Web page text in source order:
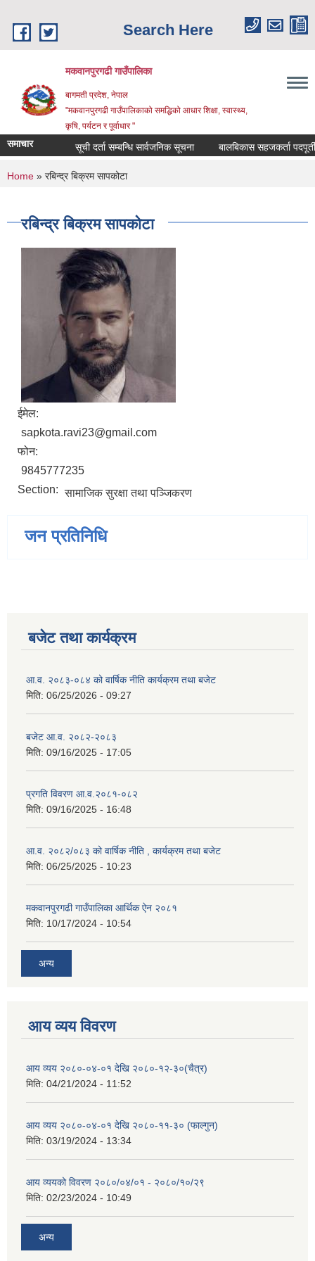
Search Here
मकवानपुरगढी गाउँपालिका
बागमती प्रदेश, नेपाल
"मकवानपुरगढी गाउँपालिकाको समद्धिको आधार शिक्षा, स्‍वास्‍थ्‍य,
कृषि, पर्यटन र पूर्वाधार "
समाचार सूची दर्ता सम्बन्धि सार्वजनिक सूचना बालबिकास सहजकर्ता पदपूर्तीका
You are here
Home » रबिन्द्र बिक्रम सापकोटा
रबिन्द्र बिक्रम सापकोटा
ईमेल:
sapkota.ravi23@gmail.com
फोन:
9845777235
Section: सामाजिक सुरक्षा तथा पञ्‍जिकरण
जन प्रतिनिधि
बजेट तथा कार्यक्रम
आ.व. २०८३-०८४ को वार्षिक नीति कार्यक्रम तथा बजेट
मिति: 06/25/2026 - 09:27
बजेट आ.व. २०८२-२०८३
मिति: 09/16/2025 - 17:05
प्रगति विवरण आ.व.२०८१-०८२
मिति: 09/16/2025 - 16:48
आ.व. २०८२/०८३ को वार्षिक नीति , कार्यक्रम तथा बजेट
मिति: 06/25/2025 - 10:23
मकवानपुरगढी गाउँपालिका आर्थिक ‌‌‌ऐन २०८१
मिति: 10/17/2024 - 10:54
अन्य
आय व्यय विवरण
आय व्यय २०८०-०४-०१ देखि २०८०-१२-३०(चैत्र)
मिति: 04/21/2024 - 11:52
आय व्यय २०८०-०४-०१ देखि २०८०-११-३० (फाल्गुन)
मिति: 03/19/2024 - 13:34
आय व्ययको विवरण २०८०/०४/०१ - २०८०/१०/२९
मिति: 02/23/2024 - 10:49
अन्य